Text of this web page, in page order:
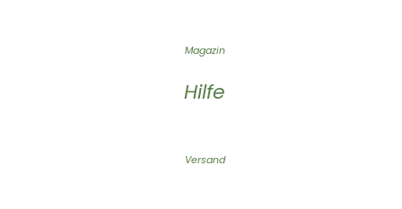
Magazin
Hilfe
Versand